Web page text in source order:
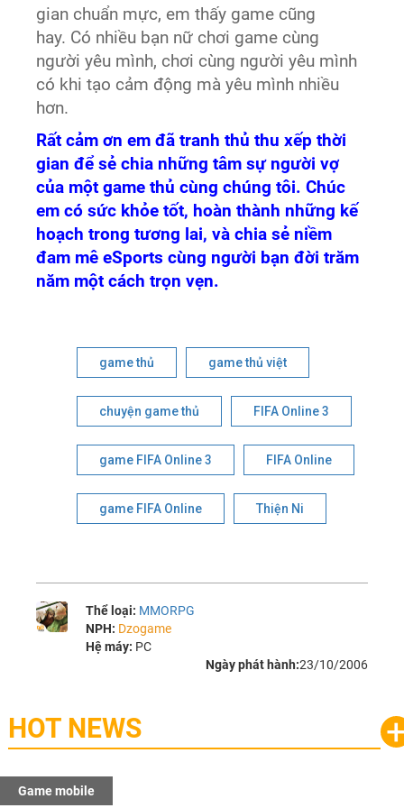
gian chuẩn mực, em thấy game cũng
hay. Có nhiều bạn nữ chơi game cùng
người yêu mình, chơi cùng người yêu mình
có khi tạo cảm động mà yêu mình nhiều
hơn.
Rất cảm ơn em đã tranh thủ thu xếp thời
gian để sẻ chia những tâm sự người vợ
của một game thủ cùng chúng tôi. Chúc
em có sức khỏe tốt, hoàn thành những kế
hoạch trong tương lai, và chia sẻ niềm
đam mê eSports cùng người bạn đời trăm
năm một cách trọn vẹn.
game thủ game thủ việt
chuyện game thủ FIFA Online 3
game FIFA Online 3 FIFA Online
game FIFA Online Thiện Ni
Thể loại: MMORPG
NPH: Dzogame
Hệ máy: PC
Ngày phát hành:23/10/2006
HOT NEWS
Game mobile